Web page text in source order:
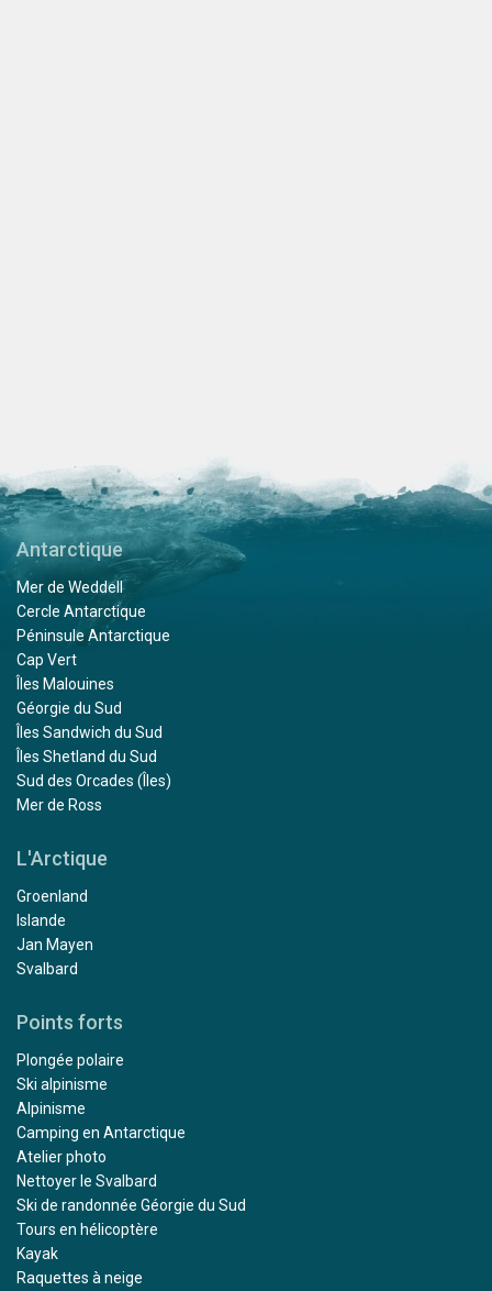
Antarctique
Mer de Weddell
Cercle Antarctique
Péninsule Antarctique
Cap Vert
Îles Malouines
Géorgie du Sud
Îles Sandwich du Sud
Îles Shetland du Sud
Sud des Orcades (Îles)
Mer de Ross
L'Arctique
Groenland
Islande
Jan Mayen
Svalbard
Points forts
Plongée polaire
Ski alpinisme
Alpinisme
Camping en Antarctique
Atelier photo
Nettoyer le Svalbard
Ski de randonnée Géorgie du Sud
Tours en hélicoptère
Kayak
Raquettes à neige